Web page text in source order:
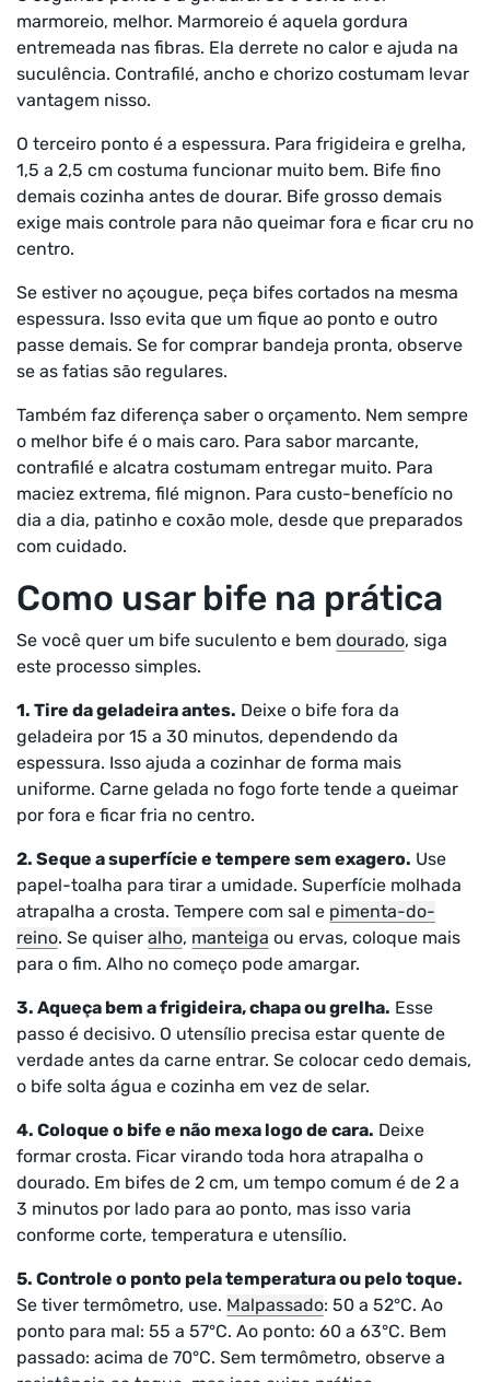
marmoreio, melhor. Marmoreio é aquela gordura
entremeada nas fibras. Ela derrete no calor e ajuda na
suculência. Contrafilé, ancho e chorizo costumam levar
vantagem nisso.
O terceiro ponto é a espessura. Para frigideira e grelha,
1,5 a 2,5 cm costuma funcionar muito bem. Bife fino
demais cozinha antes de dourar. Bife grosso demais
exige mais controle para não queimar fora e ficar cru no
centro.
Se estiver no açougue, peça bifes cortados na mesma
espessura. Isso evita que um fique ao ponto e outro
passe demais. Se for comprar bandeja pronta, observe
se as fatias são regulares.
Também faz diferença saber o orçamento. Nem sempre
o melhor bife é o mais caro. Para sabor marcante,
contrafilé e alcatra costumam entregar muito. Para
maciez extrema, filé mignon. Para custo-benefício no
dia a dia, patinho e coxão mole, desde que preparados
com cuidado.
Como usar bife na prática
Se você quer um bife suculento e bem dourado, siga
este processo simples.
1. Tire da geladeira antes. Deixe o bife fora da
geladeira por 15 a 30 minutos, dependendo da
espessura. Isso ajuda a cozinhar de forma mais
uniforme. Carne gelada no fogo forte tende a queimar
por fora e ficar fria no centro.
2. Seque a superfície e tempere sem exagero. Use
papel-toalha para tirar a umidade. Superfície molhada
atrapalha a crosta. Tempere com sal e pimenta-do-
reino. Se quiser alho, manteiga ou ervas, coloque mais
para o fim. Alho no começo pode amargar.
3. Aqueça bem a frigideira, chapa ou grelha. Esse
passo é decisivo. O utensílio precisa estar quente de
verdade antes da carne entrar. Se colocar cedo demais,
o bife solta água e cozinha em vez de selar.
4. Coloque o bife e não mexa logo de cara. Deixe
formar crosta. Ficar virando toda hora atrapalha o
dourado. Em bifes de 2 cm, um tempo comum é de 2 a
3 minutos por lado para ao ponto, mas isso varia
conforme corte, temperatura e utensílio.
5. Controle o ponto pela temperatura ou pelo toque.
Se tiver termômetro, use. Malpassado: 50 a 52°C. Ao
ponto para mal: 55 a 57°C. Ao ponto: 60 a 63°C. Bem
passado: acima de 70°C. Sem termômetro, observe a